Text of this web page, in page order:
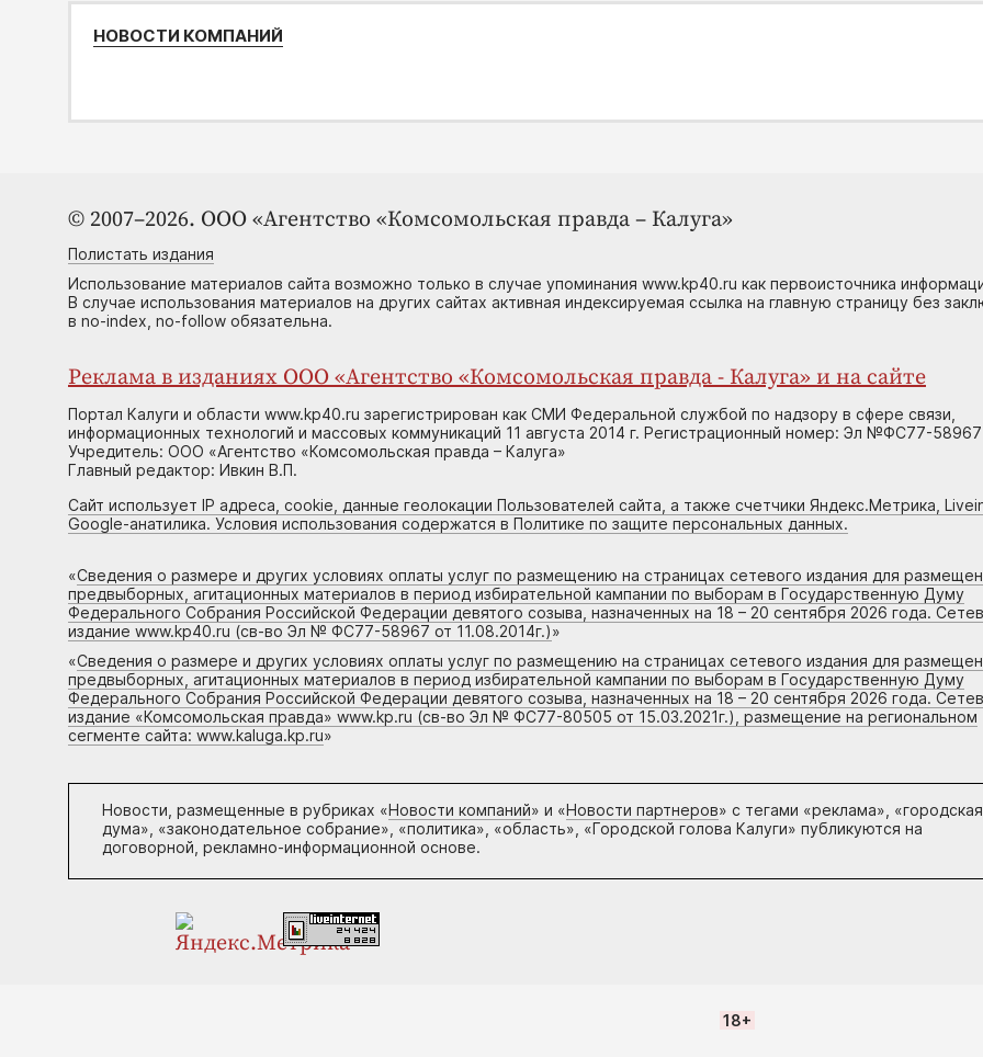
НОВОСТИ КОМПАНИЙ
© 2007–2026. ООО «Агентство «Комсомольская правда – Калуга»
Полистать издания
Использование материалов сайта возможно только в случае упоминания www.kp40.ru как первоисточника
В случае использования материалов на других сайтах активная индексируемая ссылка на главную страницу без
в no-index, no-follow обязательна.
Реклама в изданиях ООО «Агентство «Комсомольская правда - Калуга» и на сайте
Портал Калуги и области www.kp40.ru зарегистрирован как СМИ Федеральной службой по надзору в сфере связи,
информационных технологий и массовых коммуникаций 11 августа 2014 г. Регистрационный номер: Эл №ФС77-58967
Учредитель: ООО «Агентство «Комсомольская правда – Калуга»
Главный редактор: Ивкин В.П.
Сайт использует IP адреса, cookie, данные геолокации Пользователей сайта, а также счетчики Яндекс.Метрика,
Google-анатилика. Условия использования содержатся в Политике по защите персональных данных.
«Сведения о размере и других условиях оплаты услуг по размещению на страницах сетевого издания для
предвыборных, агитационных материалов в период избирательной кампании по выборам в Государственную Думу
Федерального Собрания Российской Федерации девятого созыва, назначенных на 18 – 20 сентября 2026 года.
издание www.kp40.ru (св-во Эл № ФС77-58967 от 11.08.2014г.)»
«Сведения о размере и других условиях оплаты услуг по размещению на страницах сетевого издания для
предвыборных, агитационных материалов в период избирательной кампании по выборам в Государственную Думу
Федерального Собрания Российской Федерации девятого созыва, назначенных на 18 – 20 сентября 2026 года.
издание «Комсомольская правда» www.kp.ru (св-во Эл № ФС77-80505 от 15.03.2021г.), размещение на региональном
сегменте сайта: www.kaluga.kp.ru»
Новости, размещенные в рубриках «Новости компаний» и «Новости партнеров» с тегами «реклама», «городская
дума», «законодательное собрание», «политика», «область», «Городской голова Калуги» публикуются на
договорной, рекламно-информационной основе.
18+